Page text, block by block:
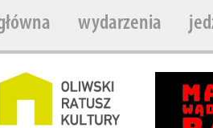
wydarzenia